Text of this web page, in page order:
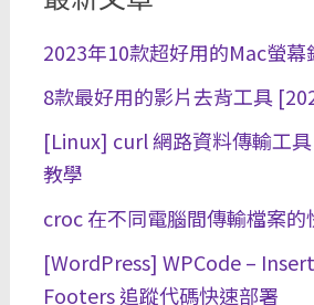
2023年10款超好用的Mac螢幕
8款最好用的影片去背工具
[Linux] curl 網路資料傳輸工
教學
croc 在不同電腦間傳輸檔案的
[WordPress] WPCode –
Footers 追蹤代碼快速部署